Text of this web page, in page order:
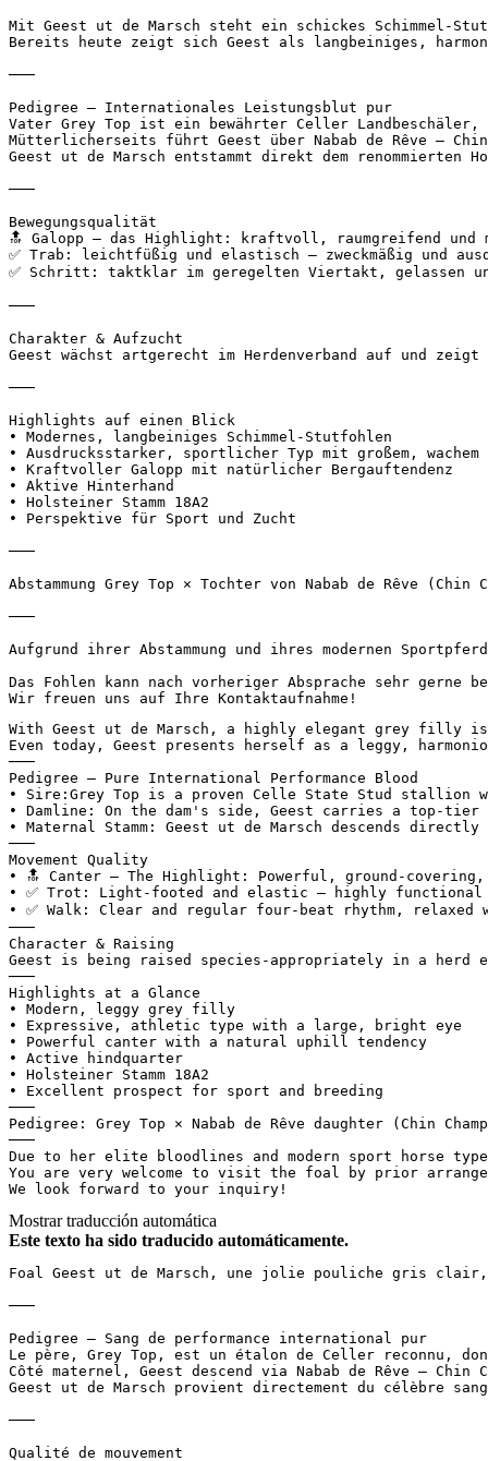
Mit Geest ut de Marsch steht ein schickes Schimmel-
Bereits heute zeigt sich Geest als langbeiniges,
───
Pedigree – Internationales Leistungsblut pur
Vater Grey Top ist ein bewährter Celler Landbeschäler,
Mütterlicherseits führt Geest über Nabab de Rêve –
Geest ut de Marsch entstammt direkt dem
───
Bewegungsqualität
🔝 Galopp – das Highlight: kraftvoll, raumgreifend und
✅ Trab: leichtfüßig und elastisch – zweckmäßig und
✅ Schritt: taktklar im geregelten Viertakt, gelassen
───
Charakter & Aufzucht
Geest wächst artgerecht im Herdenverband auf und
───
Highlights auf einen Blick
• Modernes, langbeiniges Schimmel-Stutfohlen
• Ausdrucksstarker, sportlicher Typ mit großem, wachem
• Kraftvoller Galopp mit natürlicher Bergauftendenz
• Aktive Hinterhand
• Holsteiner Stamm 18A2
• Perspektive für Sport und Zucht
───
Abstammung Grey Top × Tochter von Nabab de Rêve
───
Aufgrund ihrer Abstammung und ihres modernen
Das Fohlen kann nach vorheriger Absprache sehr gerne
Wir freuen uns auf Ihre Kontaktaufnahme!
With Geest ut de Marsch, a highly elegant grey filly is
Even today, Geest presents herself as a leggy,
───
Pedigree – Pure International Performance Blood
• Sire:Grey Top is a proven Celle State Stud
• Damline: On the dam's side, Geest carries a top-tier
• Maternal Stamm: Geest ut de Marsch descends
───
Movement Quality
• 🔝 Canter – The Highlight: Powerful, ground-
• ✅ Trot: Light-footed and elastic – highly functional
• ✅ Walk: Clear and regular four-beat rhythm,
───
Character & Raising
Geest is being raised species-appropriately in a
───
Highlights at a Glance
• Modern, leggy grey filly
• Expressive, athletic type with a large, bright eye
• Powerful canter with a natural uphill tendency
• Active hindquarter
• Holsteiner Stamm 18A2
• Excellent prospect for sport and breeding
───
Pedigree: Grey Top × Nabab de Rêve daughter (Chin
───
Due to her elite bloodlines and modern sport horse
You are very welcome to visit the foal by prior
We look forward to your inquiry!
Mostrar traducción automática
Este texto ha sido traducido automáticamente.
Foal Geest ut de Marsch, une jolie pouliche gris clair,
───
Pedigree – Sang de performance international pur
Le père, Grey Top, est un étalon de Celler reconnu,
Côté maternel, Geest descend via Nabab de Rêve –
Geest ut de Marsch provient directement du célèbre
───
Qualité de mouvement